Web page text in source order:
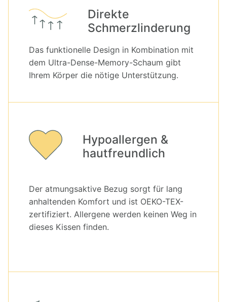
Direkte
Schmerzlinderung
Das funktionelle Design in Kombination mit
dem Ultra-Dense-Memory-Schaum gibt
Ihrem Körper die nötige Unterstützung.
Hypoallergen &
hautfreundlich
Der atmungsaktive Bezug sorgt für lang
anhaltenden Komfort und ist OEKO-TEX-
zertifiziert. Allergene werden keinen Weg in
dieses Kissen finden.